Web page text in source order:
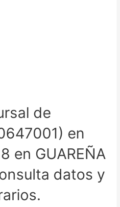
de
en
en GUAREÑA
datos y